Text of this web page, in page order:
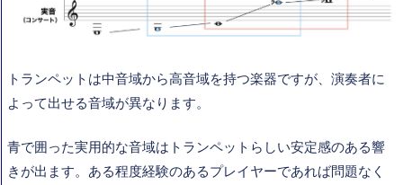
トランペットは中音域から高音域を持つ楽器ですが、演奏者に
よって出せる音域が異なります。
青で囲った実用的な音域はトランペットらしい安定感のある響
きが出ます。ある程度経験のあるプレイヤーであれば問題なく